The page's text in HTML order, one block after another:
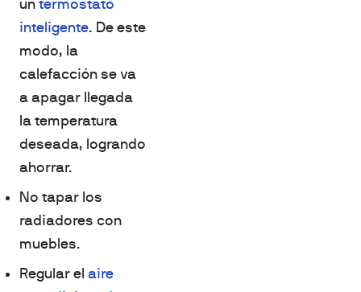
un termostato
inteligente. De este
modo, la
calefacción se va
a apagar llegada
la temperatura
deseada, logrando
ahorrar.
No tapar los
radiadores con
muebles.
Regular el aire